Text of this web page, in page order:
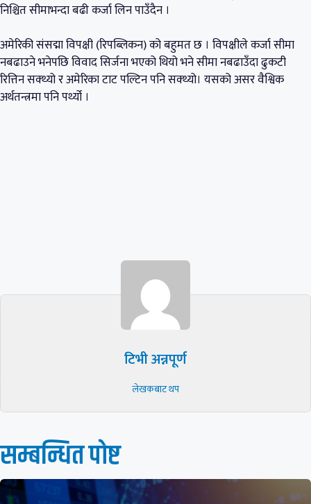
निश्चित सीमाभन्दा बढी कर्जा लिन पाउँदैन ।
अमेरिकी संसद्मा विपक्षी (रिपब्लिकन) को बहुमत छ । विपक्षीले कर्जा सीमा
नबढाउने भनेपछि विवाद सिर्जना भएको थियो भने सीमा नबढाउँदा ढुकटी
रित्तिन सक्थ्यो र अमेरिका टाट पल्टिन पनि सक्थ्यो। यसको असर वैश्विक
अर्थतन्त्रमा पनि पर्थ्यो ।
टिभी अन्नपूर्ण
लेखकबाट थप
सम्बन्धित पाेष्ट